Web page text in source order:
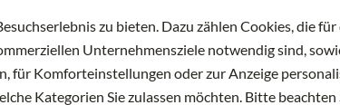
zu bieten. Dazu zählen Cookies, die für
Unternehmensziele notwendig sind,
für Komforteinstellungen oder zur Anzeige
Kategorien Sie zulassen möchten. Bitte beachten